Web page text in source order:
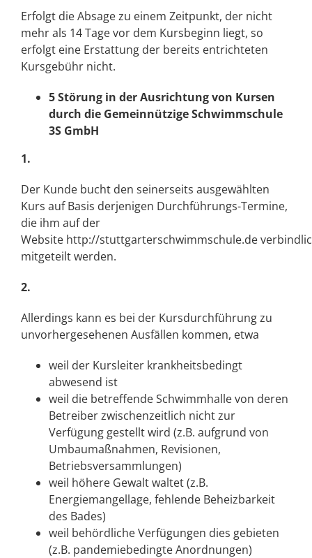
Erfolgt die Absage zu einem Zeitpunkt, der nicht
mehr als 14 Tage vor dem Kursbeginn liegt, so
erfolgt eine Erstattung der bereits entrichteten
Kursgebühr nicht.
5 Störung in der Ausrichtung von Kursen
durch die Gemeinnützige Schwimmschule
3S GmbH
1.
Der Kunde bucht den seinerseits ausgewählten
Kurs auf Basis derjenigen Durchführungs-Termine,
die ihm auf der
Website http://stuttgarterschwimmschule.de
mitgeteilt werden.
2.
Allerdings kann es bei der Kursdurchführung zu
unvorhergesehenen Ausfällen kommen, etwa
weil der Kursleiter krankheitsbedingt
abwesend ist
weil die betreffende Schwimmhalle von deren
Betreiber zwischenzeitlich nicht zur
Verfügung gestellt wird (z.B. aufgrund von
Umbaumaßnahmen, Revisionen,
Betriebsversammlungen)
weil höhere Gewalt waltet (z.B.
Energiemangellage, fehlende Beheizbarkeit
des Bades)
weil behördliche Verfügungen dies gebieten
(z.B. pandemiebedingte Anordnungen)